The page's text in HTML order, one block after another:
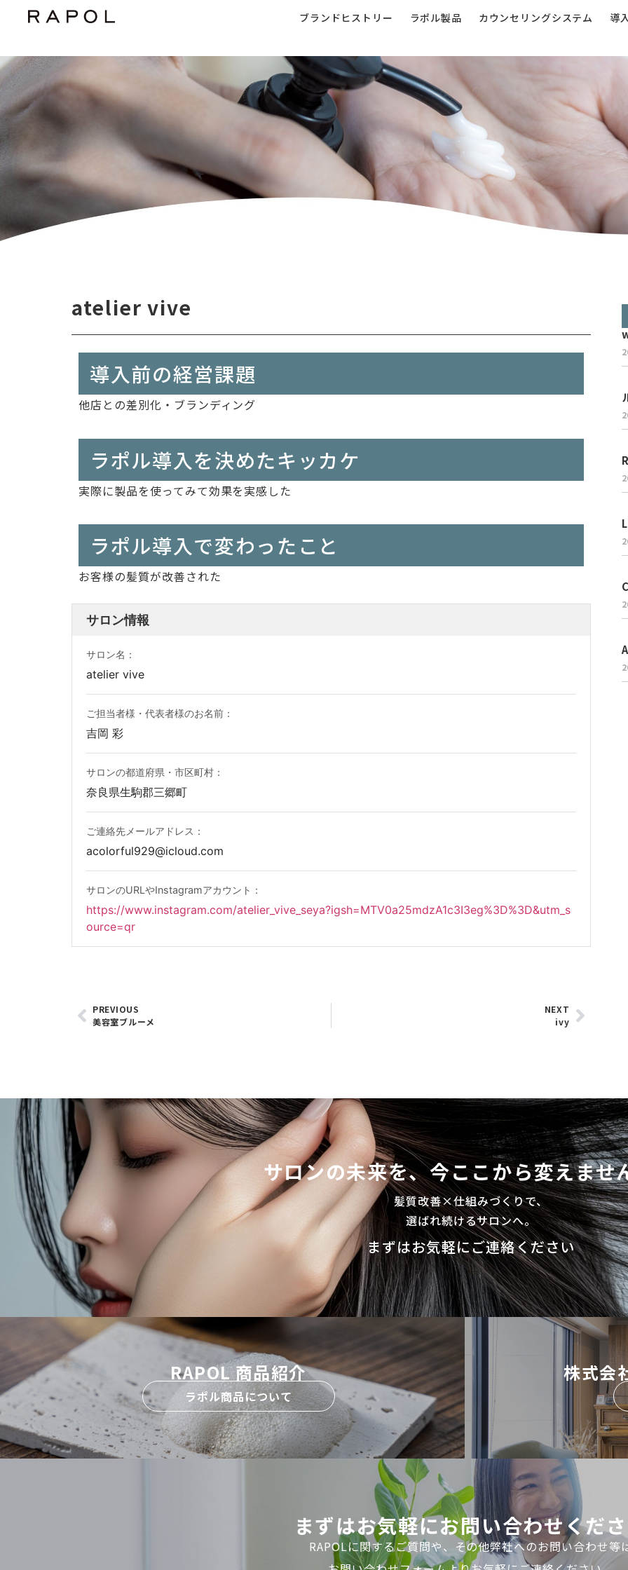
ブランドヒストリー ラポル製品 カウンセリングシステム 導
atelier vive
導入前の経営課題
他店との差別化・ブランディング
ラポル導入を決めたキッカケ
実際に製品を使ってみて効果を実感した
ラポル導入で変わったこと
お客様の髪質が改善された
サロン情報
サロン名：
atelier vive
ご担当者様・代表者様のお名前：
吉岡 彩
サロンの都道府県・市区町村：
奈良県生駒郡三郷町
ご連絡先メールアドレス：
acolorful929@icloud.com
サロンのURLやInstagramアカウント：
https://www.instagram.com/atelier_vive_seya?igsh=MTV0a25mdzA1c3I3eg%3D%3D&utm_s
ource=qr
PREVIOUS
美容室ブルーメ
NEXT
ivy
サロンの未来を、今ここから変えませ
髪質改善×仕組みづくりで、
選ばれ続けるサロンへ。
まずはお気軽にご連絡ください
RAPOL 商品紹介
ラポル商品について
株式会
まずはお気軽にお問い合わせくだ
RAPOLに関するご質問や、その他弊社へのお問い合わせ等